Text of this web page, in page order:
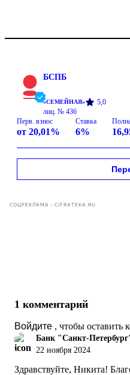
БСПБ
«СЕМЕЙНАЯ»
5,0
лиц. № 436
Перв. взнос
от 20,01%
Ставка
6%
СОЦРЕКЛАМА • CIFRATEKA.RU
1 комментарий
Войдите , чтобы оставить
Банк "Санкт-
22 ноября 2024
Здравствуйте, Никита!